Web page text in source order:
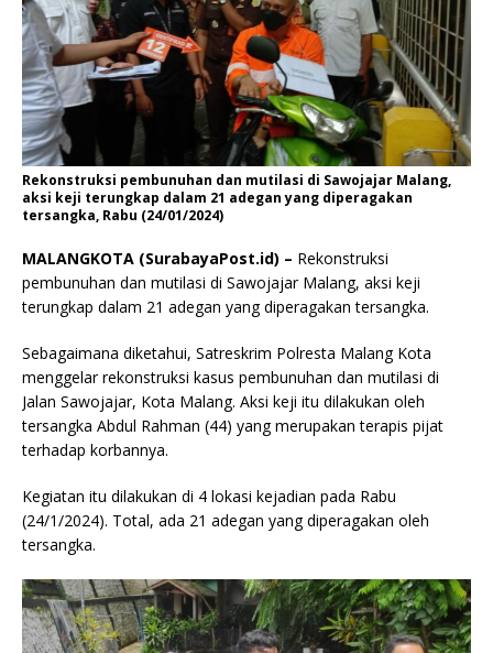
Rekonstruksi pembunuhan dan mutilasi di Sawojajar Malang,
aksi keji terungkap dalam 21 adegan yang diperagakan
tersangka, Rabu (24/01/2024)
MALANGKOTA (SurabayaPost.id) – Rekonstruksi
pembunuhan dan mutilasi di Sawojajar Malang, aksi keji
terungkap dalam 21 adegan yang diperagakan tersangka.
Sebagaimana diketahui, Satreskrim Polresta Malang Kota
menggelar rekonstruksi kasus pembunuhan dan mutilasi di
Jalan Sawojajar, Kota Malang. Aksi keji itu dilakukan oleh
tersangka Abdul Rahman (44) yang merupakan terapis pijat
terhadap korbannya.
Kegiatan itu dilakukan di 4 lokasi kejadian pada Rabu
(24/1/2024). Total, ada 21 adegan yang diperagakan oleh
tersangka.